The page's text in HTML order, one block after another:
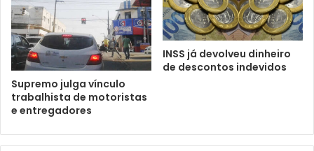
Supremo julga vínculo
trabalhista de motoristas
e entregadores
INSS já devolveu dinheiro
de descontos indevidos